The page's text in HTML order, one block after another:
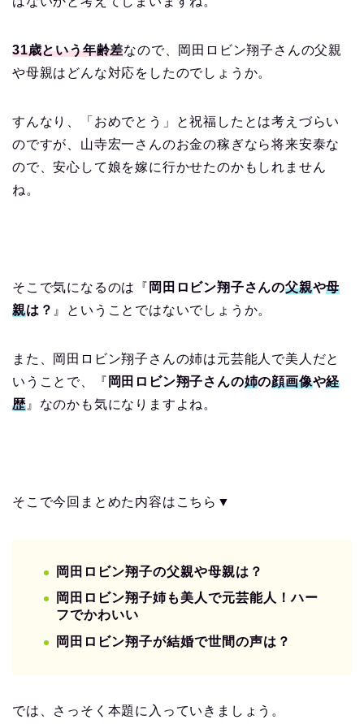
31歳という年齢差なので、岡田ロビン翔子さんの父親
や母親はどんな対応をしたのでしょうか。
すんなり、「おめでとう」と祝福したとは考えづらい
のですが、山寺宏一さんのお金の稼ぎなら将来安泰な
ので、安心して娘を嫁に行かせたのかもしれません
ね。
そこで気になるのは『 岡田ロビン翔子さんの父親や母
親は？ 』ということではないでしょうか。
また、岡田ロビン翔子さんの姉は元芸能人で美人だと
いうことで、『 岡田ロビン翔子さんの姉の顔画像や経
歴』なのかも気になりますよね。
そこで今回まとめた内容はこちら▼
岡田ロビン翔子の父親や母親は？
岡田ロビン翔子姉も美人で元芸能人！ハー
フでかわいい
岡田ロビン翔子が結婚で世間の声は？
では、さっそく本題に入っていきましょう。